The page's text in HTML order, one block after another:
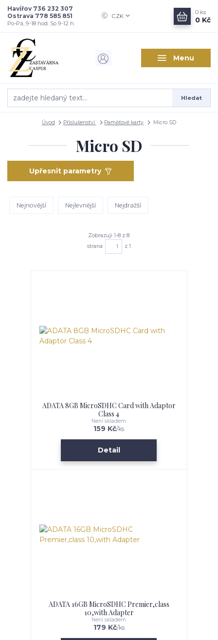
Menu
CZK
Hledat
Havířov 736 232 307
Ostrava 778 585 851
Po-Pá, 9-18 hod. So 9-12 h.
0 ks
0 Kč
Úvod Příslušenství Paměťové karty Micro SD
Micro SD
Upřesnit parametry
Nejnovější Nejlevnější Nejdražší
Zobrazuji 1-8 z 8
strana
z 1
ADATA 8GB MicroSDHC Card with Adaptor
Class 4
159 Kč/ks
Není skladem
Detail
ADATA 16GB MicroSDHC Premier,class
10,with Adapter
179 Kč/ks
Není skladem